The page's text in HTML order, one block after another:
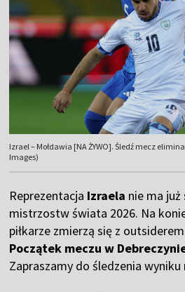
Izrael – Mołdawia [NA ŻYWO]. Śledź mecz
Images)
Reprezentacja Izraela nie ma już
mistrzostw świata 2026. Na
piłkarze zmierzą się z
Początek meczu w
Zapraszamy do śledzenia wyniku